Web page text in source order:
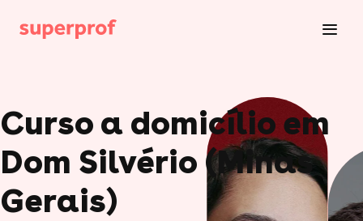
Curso a domicílio em
Dom Silvério (Minas
Gerais)